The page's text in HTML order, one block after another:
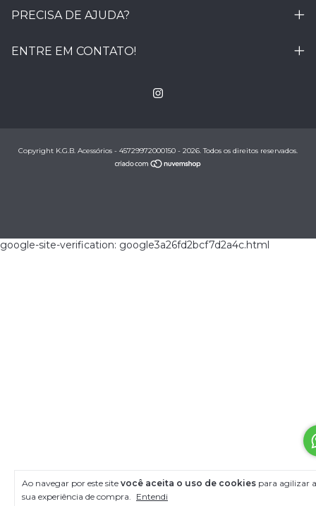
Ao navegar por este site você aceita o uso de cookies para agilizar a
sua experiência de compra. Entendi
PRECISA DE AJUDA?
ENTRE EM CONTATO!
Copyright K.G.B. Acessórios - 45729972000150 - 2026. Todos os direitos reservados.
google-site-verification: google3a26fd2bcf7d2a4c.html